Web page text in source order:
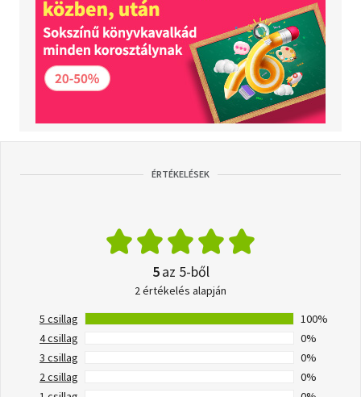
ÉRTÉKELÉSEK
5az 5-ből
2 értékelés alapján
5 csillag
100%
4 csillag
0%
3 csillag
0%
2 csillag
0%